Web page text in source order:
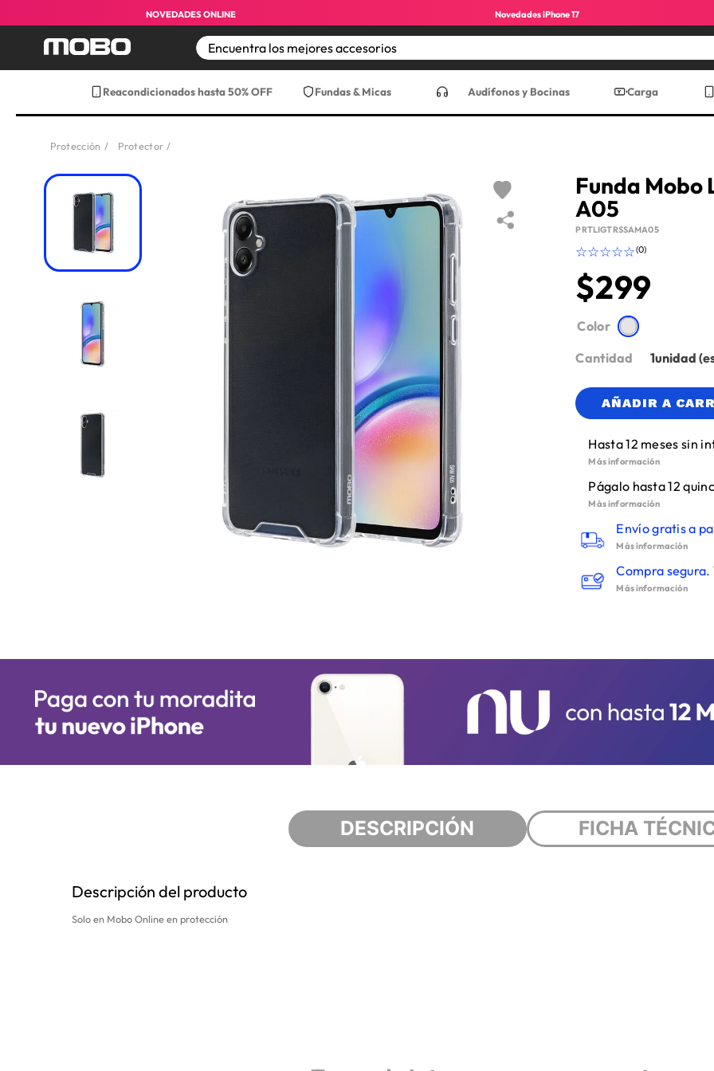
NOVEDADES ONLINE Novedades iPhone 17
Reacondicionados hasta 50% OFF Fundas & Micas Audífonos y Bocinas Carga
Protección Protector
Funda Mobo
A05
PRTLIGTRSSAMA05
☆☆☆☆☆(0)
$299
Color
Cantidad
1
AÑADIR A
Hasta 12 meses sin
Más información
Págalo hasta 12
Más información
Envío gratis a
Más información
Compra
Más información
DESCRIPCIÓN FICHA
Descripción del producto
Solo en Mobo Online en protección
1
iphone 17 pro max
5.
6.
7.
funda iphone 17
funda iphone 17 pro max